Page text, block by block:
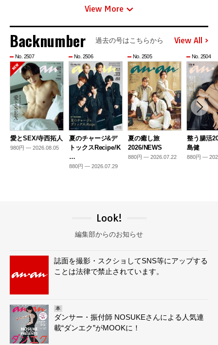
View More
Backnumber 過去の号はこちらから View All
No. 2507
愛とSEX/寺西拓人
980円 — 2026.08.05
No. 2506
夏のチャージ&デ
トックスRecipe/K
…
880円 — 2026.07.29
No. 2505
夏の癒し旅
2026/NEWS
880円 — 2026.07.22
No. 2504
整う腸活
島健
880円 —
Look!
編集部からのお知らせ
誌面を撮影・スクショしてSNS等にアップする
ことは法律で禁止されています。
本
ダンサー・振付師 NOSUKEさんによる人気連
載“ダンエク”がMOOKに！